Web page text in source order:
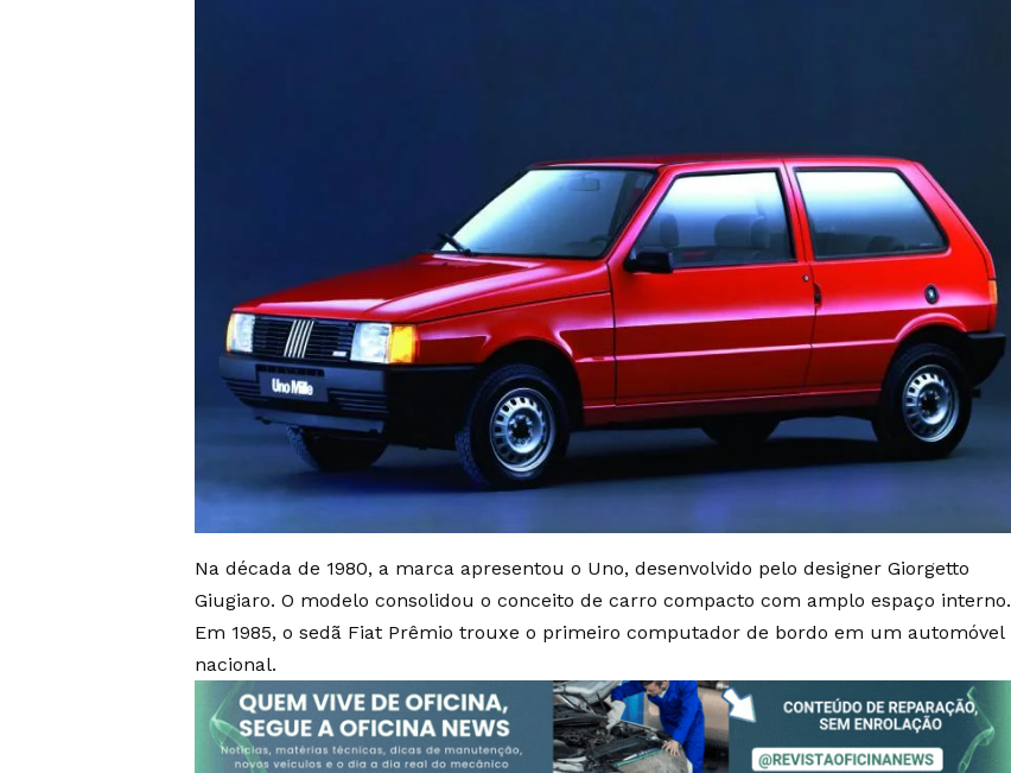
Na década de 1980, a marca apresentou o Uno, desenvolvido pelo designer Giorgetto
Giugiaro. O modelo consolidou o conceito de carro compacto com amplo espaço interno.
Em 1985, o sedã Fiat Prêmio trouxe o primeiro computador de bordo em um automóvel
nacional.